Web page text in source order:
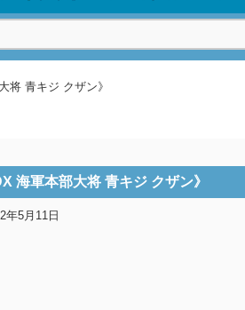
将 青キジ クザン》
海軍本部大将 青キジ クザン》
年5月11日